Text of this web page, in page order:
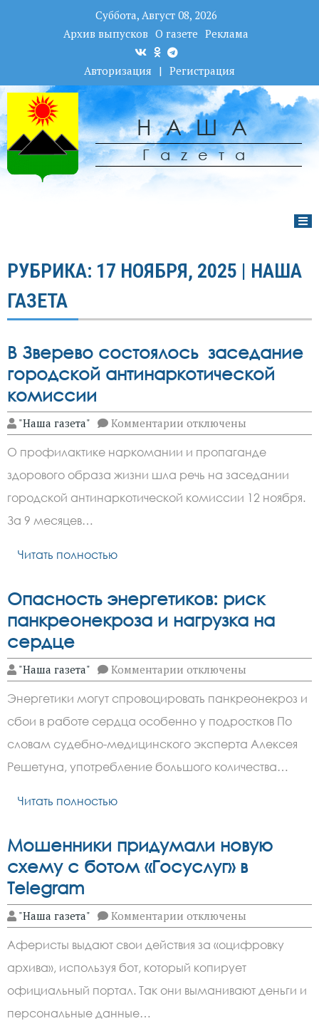
Суббота, Август 08, 2026
Архив выпусков О газете Реклама
Авторизация | Регистрация
НАША
Гаzета
РУБРИКА: 17 НОЯБРЯ, 2025 | НАША
ГАЗЕТА
В Зверево состоялось заседание
городской антинаркотической
комиссии
"Наша газета" Комментарии к
записи
Зверево
состоялось
заседание
городской
антинаркотической
отключены
О профилактике наркомании и пропаганде
здорового образа жизни шла речь на заседании
городской антинаркотической комиссии 12 ноября.
За 9 месяцев…
Читать полностью
Опасность энергетиков: риск
панкреонекроза и нагрузка на
сердце
"Наша газета" Комментарии к
записи
энергетиков:
риск
панкреонекроза
и
нагрузка
на
отключены
Энергетики могут спровоцировать панкреонекроз и
сбои в работе сердца особенно у подростков По
словам судебно-медицинского эксперта Алексея
Решетуна, употребление большого количества…
Читать полностью
Мошенники придумали новую
схему с ботом «Госуслуг» в
Telegram
"Наша газета" Комментарии к
записи
Мошенники
придумали
новую
схему
с
ботом
отключены
Аферисты выдают свои действия за «оцифровку
архива», используя бот, который копирует
официальный портал. Так они выманивают деньги и
персональные данные…